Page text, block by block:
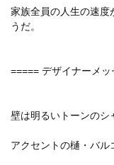
家族全員の人生の速度
うだ。
===== デザイナーメ
壁は明るいトーンのシ
アクセントの樋・バル